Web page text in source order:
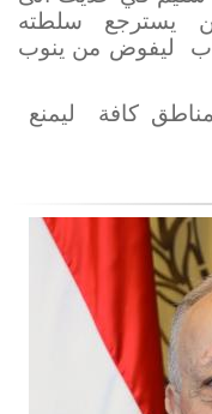
يسترجع سلطته
ليفوض من ينوب
كافة ليمنع